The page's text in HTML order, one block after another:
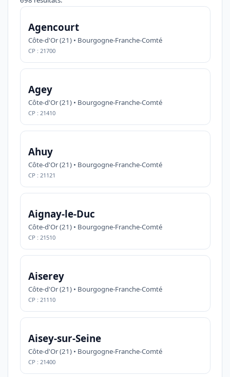
Agencourt
Côte-d'Or (21) • Bourgogne-Franche-Comté
CP : 21700
Agey
Côte-d'Or (21) • Bourgogne-Franche-Comté
CP : 21410
Ahuy
Côte-d'Or (21) • Bourgogne-Franche-Comté
CP : 21121
Aignay-le-Duc
Côte-d'Or (21) • Bourgogne-Franche-Comté
CP : 21510
Aiserey
Côte-d'Or (21) • Bourgogne-Franche-Comté
CP : 21110
Aisey-sur-Seine
Côte-d'Or (21) • Bourgogne-Franche-Comté
CP : 21400